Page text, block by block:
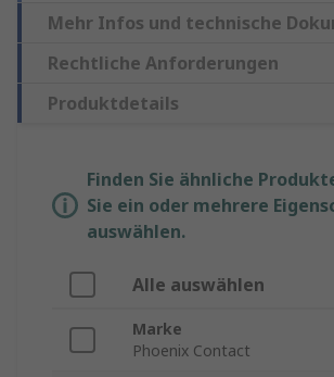
Mehr Infos und technische
Rechtliche Anforderungen
Produktdetails
Finden Sie ähnliche
Sie ein oder mehrere
auswählen.
Alle auswählen
Marke
Phoenix Contact